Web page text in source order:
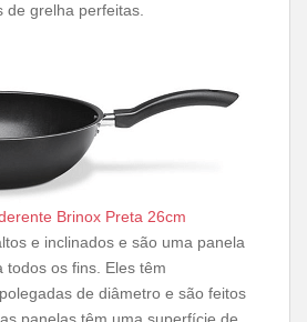
grelha perfeitas.
Brinox Preta 26cm
e inclinados e são uma panela
todos os fins. Eles têm
de diâmetro e são feitos